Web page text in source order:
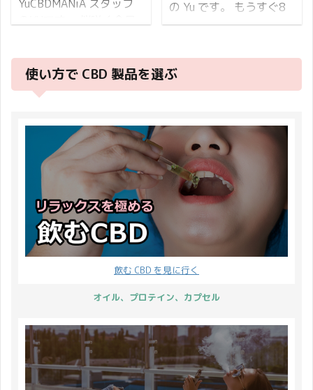
...
たり、心が穏やかではな
くなってしまったりもす
か、、 心中お察ししま
す。Natsu そこで
CBDMANiA では増税前の
を緊急開催することに決
定いたしました！！ それ
では【緊急開催】増税前
のプレゼントキャ ...
しまいそうですが、あな
たは上手にセルフケアが
か？ CBD で風邪が治っ
たりはしませんが日々の
セルフケアとして健康維
す。 そこで CBDMANiA
では『クリスマスプレゼ
ントキャンペーン』と題
してプレゼントを ...
YuCBDMANiA スタッフ
が続き満開の時期はほん
のひとときでした。 そん
かい陽気が気分もテンシ
ョンも上げてくれます。
そんな年度越しの時期に
キャンペーンのお知らせ
です！ 2023年3月31日
（金）から2023年4月1
日（土）まで 2日間限定
で 特別開催いたします！
イベント情報は、以下が
間 2023年3月31日
（金）から2023年4月1
日（土）23:59まで ...
の Yu です。 もうすぐ8
月に入ろうとしていま
はじまっています。 公園
で元気に思い切り遊んで
いる姿をよく見ますが、
に使っているようでとて
も羨ましいです♪
CBDMANiA ではこのブロ
グを読んでくださる皆さ
まに元気になるようなイ
ベントを3日間限定開催
いたします。 その名も
「CBDMANiA ポイント
27倍 イベント」です！
CBDMANiA のウェブサイ
トでのご購入が対象で
キャンペーンは適用外と
なります ご ...
使い方で CBD 製品を選ぶ
飲む CBD を見に行く
オイル、プロテイン、カプセル